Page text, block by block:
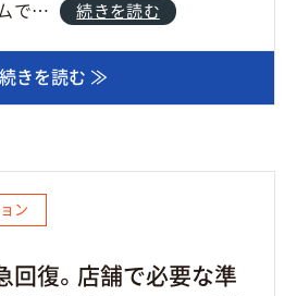
で…
続きを読む
続きを読む ≫
ン
回復。店舗で必要な準